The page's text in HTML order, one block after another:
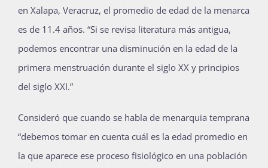
en Xalapa, Veracruz, el promedio de edad de la menarca
es de 11.4 años. “Si se revisa literatura más antigua,
podemos encontrar una disminución en la edad de la
primera menstruación durante el siglo XX y principios
del siglo XXI.”
Consideró que cuando se habla de menarquia temprana
“debemos tomar en cuenta cuál es la edad promedio en
la que aparece ese proceso fisiológico en una población